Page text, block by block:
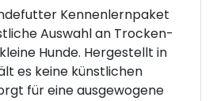
Kennenlernpaket
Auswahl an Trocken-
Hunde. Hergestellt in
es keine künstlichen
für eine ausgewogene